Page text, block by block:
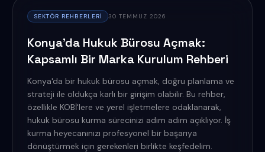
SEKTÖR REHBERLERI 30 TEMMUZ 2026
Konya'da Hukuk Bürosu Açmak:
Kapsamlı Bir Marka Kurulum Rehberi
Konya'da bir hukuk bürosu açmak, doğru planlama ve
strateji ile oldukça karlı bir girişim olabilir. Bu rehber,
özellikle KOBİ'lere ve yerel işletmelere odaklanarak,
hukuk bürosu kurma sürecinizi adım adım açıklıyor. İş
kurma heyecanınızı profesyonel bir başarıya
dönüştürmek için gerekenleri birlikte keşfedelim.